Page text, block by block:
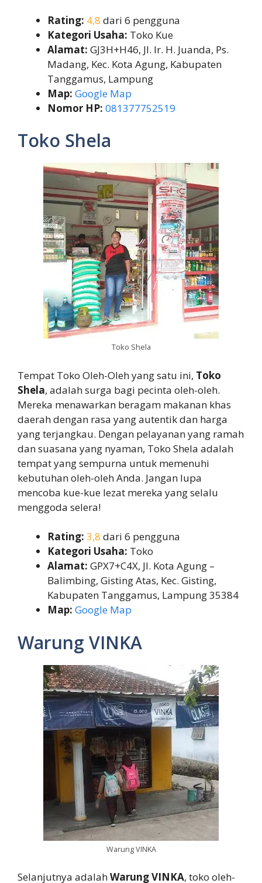
Rating: 4,8 dari 6 pengguna
Kategori Usaha: Toko Kue
Alamat: GJ3H+H46, Jl. Ir. H. Juanda, Ps.
Madang, Kec. Kota Agung, Kabupaten
Tanggamus, Lampung
Map: Google Map
Nomor HP: 081377752519
Toko Shela
Toko Shela
Tempat Toko Oleh-Oleh yang satu ini, Toko
Shela, adalah surga bagi pecinta oleh-oleh.
Mereka menawarkan beragam makanan khas
daerah dengan rasa yang autentik dan harga
yang terjangkau. Dengan pelayanan yang ramah
dan suasana yang nyaman, Toko Shela adalah
tempat yang sempurna untuk memenuhi
kebutuhan oleh-oleh Anda. Jangan lupa
mencoba kue-kue lezat mereka yang selalu
menggoda selera!
Rating: 3,8 dari 6 pengguna
Kategori Usaha: Toko
Alamat: GPX7+C4X, Jl. Kota Agung –
Balimbing, Gisting Atas, Kec. Gisting,
Kabupaten Tanggamus, Lampung 35384
Map: Google Map
Warung VINKA
Warung VINKA
Selanjutnya adalahWarung VINKA, toko oleh-